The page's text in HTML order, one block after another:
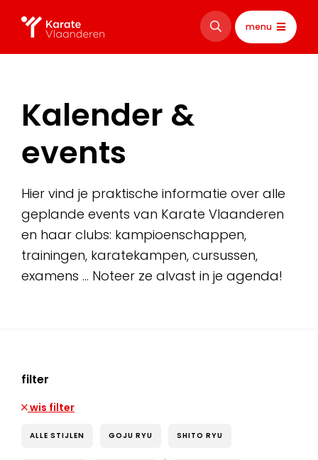
menu
Kalender &
events
Hier vind je praktische informatie over alle
geplande events van Karate Vlaanderen
en haar clubs: kampioenschappen,
trainingen, karatekampen, cursussen,
examens … Noteer ze alvast in je agenda!
filter
wis filter
ALLE STIJLEN GOJU RYU SHITO RYU